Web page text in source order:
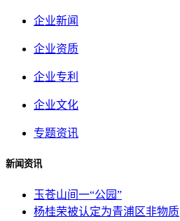
企业新闻
企业资质
企业专利
企业文化
专题资讯
新闻资讯
玉苍山间一“公园”
杨桂荣被认定为青浦区非物质